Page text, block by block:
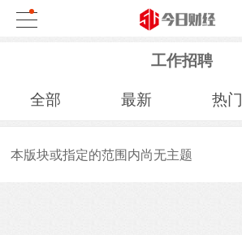
工作招聘
全部 最新 热门
本版块或指定的范围内尚无主题